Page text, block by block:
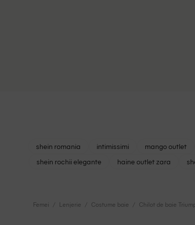
shein romania intimissimi mango outlet
shein rochii elegante
haine outlet zara
Femei Lenjerie Costume baie Chilot de baie